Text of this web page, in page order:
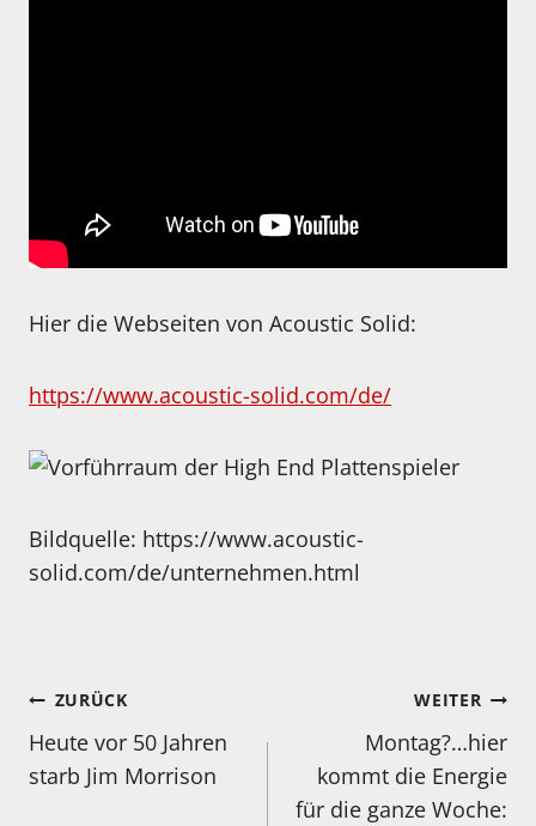
Hier die Webseiten von Acoustic Solid:
https://www.acoustic-solid.com/de/
Bildquelle: https://www.acoustic-
solid.com/de/unternehmen.html
Beitragsnavigation
ZURÜCK
Heute vor 50 Jahren
starb Jim Morrison
WEITER
Montag?…hier
kommt die Energie
für die ganze Woche: